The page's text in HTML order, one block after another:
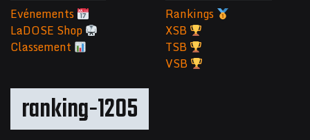
ranking-1205
Evénements
LaDOSE Shop
Classement
Rankings
XSB
TSB
VSB